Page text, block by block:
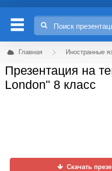
Главная Иностранные
Презентация на
London" 8 класс
Скачать